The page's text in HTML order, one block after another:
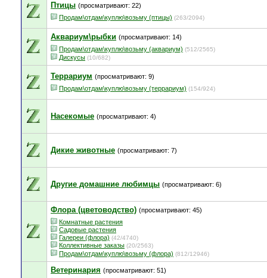
Птицы (просматривают: 22)
Продам\отдам\куплю\возьму (птицы) (263/2094)
Аквариум\рыбки (просматривают: 14)
Продам\отдам\куплю\возьму (аквариум) (512/2565)
Дискусы (10/682)
Террариум (просматривают: 9)
Продам\отдам\куплю\возьму (террариум) (154/924)
Насекомые (просматривают: 4)
Дикие животные (просматривают: 7)
Другие домашние любимцы (просматривают: 6)
Флора (цветоводство) (просматривают: 45)
Комнатные растения
Садовые растения
Галереи (флора) (42/4740)
Коллективные заказы (20/2563)
Продам\отдам\куплю\возьму (флора) (812/12946)
Ветеринария (просматривают: 51)